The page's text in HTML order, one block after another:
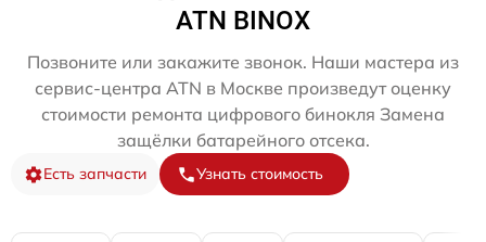
ATN BINOX
Позвоните или закажите звонок. Наши мастера из
сервис-центра ATN в Москве произведут оценку
стоимости ремонта цифрового бинокля Замена
защёлки батарейного отсека.
Есть запчасти Узнать стоимость